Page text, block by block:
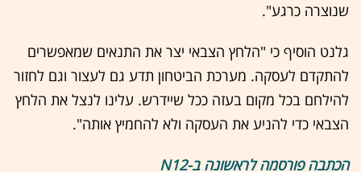
שנוצרה כרגע".
גלנט הוסיף כי "הלחץ הצבאי יצר את התנאים שמאפשרים
להתקדם לעסקה. מערכת הביטחון תדע גם לעצור וגם לחזור
להילחם בכל מקום בעזה ככל שיידרש. עלינו לנצל את הלחץ
הצבאי כדי להניע את העסקה ולא להחמיץ אותה".
הכתבה פורסמה לראשונה ב-N12